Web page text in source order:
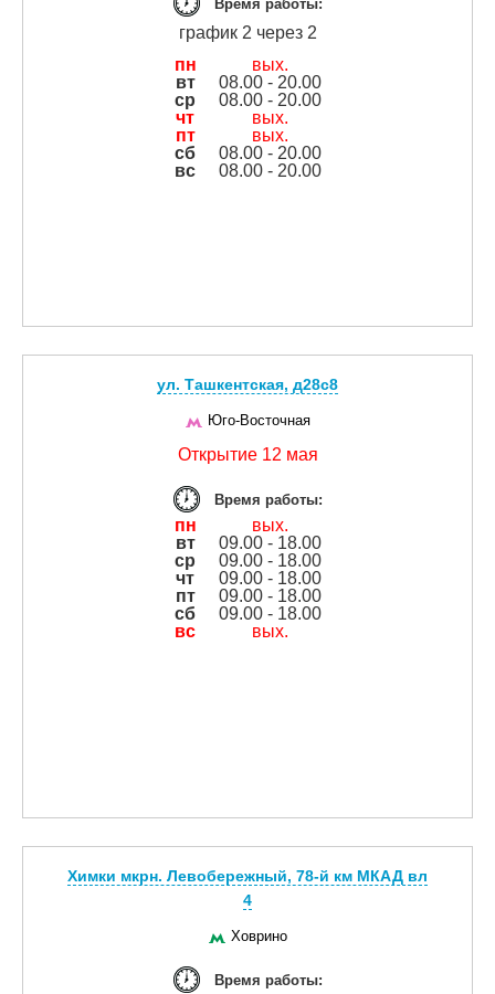
Время работы:
график 2 через 2
пн
вых.
вт
08.00 - 20.00
ср
08.00 - 20.00
чт
вых.
пт
вых.
сб
08.00 - 20.00
вс
08.00 - 20.00
ул. Ташкентская, д28с8
Юго-Восточная
Открытие 12 мая
Время работы:
пн
вых.
вт
09.00 - 18.00
ср
09.00 - 18.00
чт
09.00 - 18.00
пт
09.00 - 18.00
сб
09.00 - 18.00
вс
вых.
Химки мкрн. Левобережный, 78-й км МКАД вл
4
Ховрино
Время работы: